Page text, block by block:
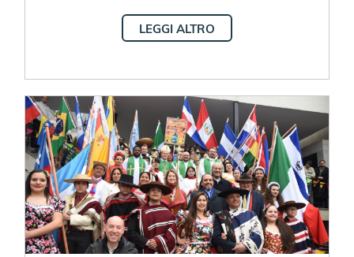
azioni concrete per la pace
LEGGI ALTRO